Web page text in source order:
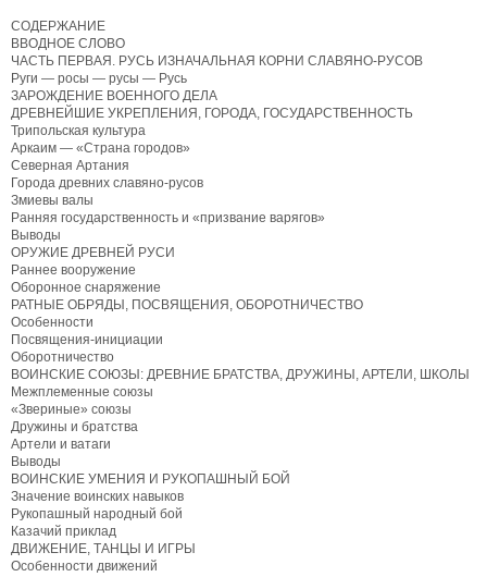
СОДЕРЖАНИЕ
ВВОДНОЕ СЛОВО
ЧАСТЬ ПЕРВАЯ. РУСЬ ИЗНАЧАЛЬНАЯ КОРНИ СЛАВЯНО-РУСОВ
Руги — росы — русы — Русь
ЗАРОЖДЕНИЕ ВОЕННОГО ДЕЛА
ДРЕВНЕЙШИЕ УКРЕПЛЕНИЯ, ГОРОДА, ГОСУДАРСТВЕННОСТЬ
Трипольская культура
Аркаим — «Страна городов»
Северная Артания
Города древних славяно-русов
Змиевы валы
Ранняя государственность и «призвание варягов»
Выводы
ОРУЖИЕ ДРЕВНЕЙ РУСИ
Раннее вооружение
Оборонное снаряжение
РАТНЫЕ ОБРЯДЫ, ПОСВЯЩЕНИЯ, ОБОРОТНИЧЕСТВО
Особенности
Посвящения-инициации
Оборотничество
ВОИНСКИЕ СОЮЗЫ: ДРЕВНИЕ БРАТСТВА, ДРУЖИНЫ, АРТЕЛИ, ШКОЛЫ
Межплеменные союзы
«Звериные» союзы
Дружины и братства
Артели и ватаги
Выводы
ВОИНСКИЕ УМЕНИЯ И РУКОПАШНЫЙ БОЙ
Значение воинских навыков
Рукопашный народный бой
Казачий приклад
ДВИЖЕНИЕ, ТАНЦЫ И ИГРЫ
Особенности движений